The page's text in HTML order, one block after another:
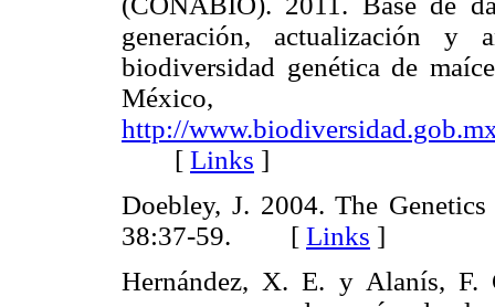
generación, actualización y
biodiversidad genética de
http://
[ Links ]
Doebley, J. 2004. The
38:37-59. [ Links ]
Hernández, X. E. y Alanís, F.